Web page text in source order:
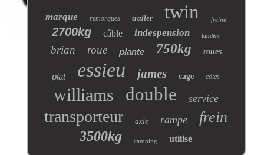
marque remorques trailer twin freiné
2700kg câble indespension tandem
brian roue plante 750kg roues
plat essieu james cage côtés
williams double service
transporteur axle rampe frein
3500kg camping utilisé